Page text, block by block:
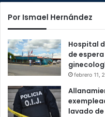
Por Ismael Hernández
Hospital
de
febrero 11,
lavado